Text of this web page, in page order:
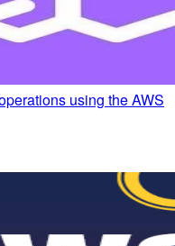
using the AWS